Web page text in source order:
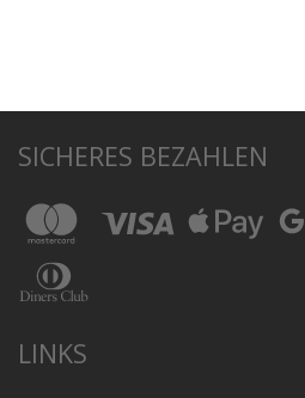
SICHERES BEZAHLEN
LINKS